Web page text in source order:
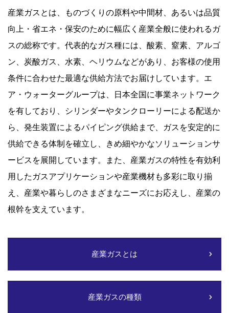
産業ガスとは、ものづくりの原料や中間材、あるいは品質
向上・省エネ・保安のために幅広く産業全般に使われるガ
スの総称です。代表的なガス種には、酸素、窒素、アルゴ
ン、炭酸ガス、水素、ヘリウムなどがあり、お客様の使用
条件に合わせた最適な供給方法でお届けしています。エ
ア・ウォーターグループは、日本全国に事業ネットワーク
を有しており、シリンダーやタンクローリーによる配送か
ら、発生装置によるパイピング供給まで、ガスを安定的に
供給できる体制を確立し、きめ細やかなソリューションサ
ービスを展開しています。また、産業ガスの特性を有効利
用したガスアプリケーションや産業機材も多彩に取り揃
え、産業や暮らしのさまざまなニーズにお応えし、産業の
根幹を支えています。
産業ガスとは
産業ガスの種類